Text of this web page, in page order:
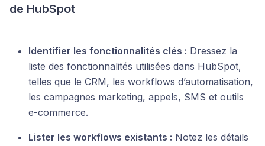
de HubSpot
Identifier les fonctionnalités clés : Dressez la
liste des fonctionnalités utilisées dans HubSpot,
telles que le CRM, les workflows d’automatisation,
les campagnes marketing, appels, SMS et outils
e-commerce.
Lister les workflows existants : Notez les détails